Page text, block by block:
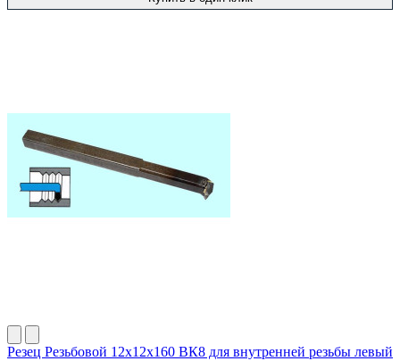
Резец Резьбовой 12х12х160 ВК8 для внутренней резьбы левый